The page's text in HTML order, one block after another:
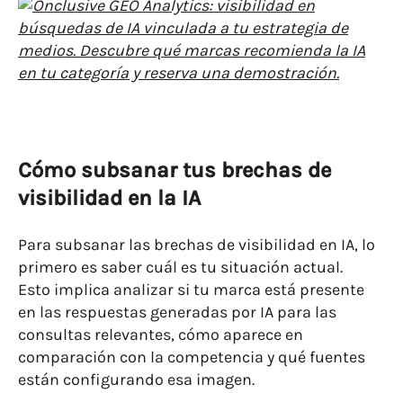
Cómo subsanar tus brechas de
visibilidad en la IA
Para subsanar las brechas de visibilidad en IA, lo
primero es saber cuál es tu situación actual.
Esto implica analizar si tu marca está presente
en las respuestas generadas por IA para las
consultas relevantes, cómo aparece en
comparación con la competencia y qué fuentes
están configurando esa imagen.